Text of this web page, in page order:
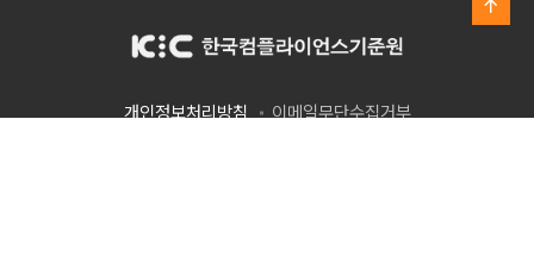
개인정보처리방침 이메일무단수집거부